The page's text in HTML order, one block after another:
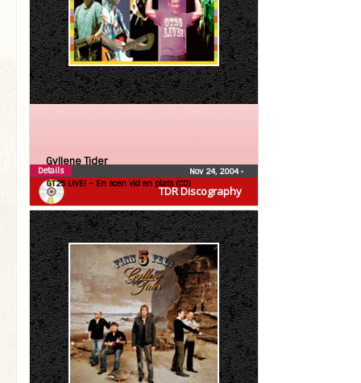
TDR Discography
Gyllene Tider
GT25 LIVE! – En scen vid en plats (CD)
Nov 24, 2004•
Details